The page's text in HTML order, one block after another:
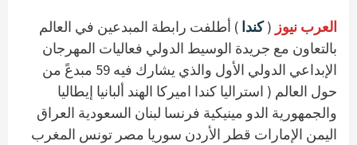
العرب نيوز (كندا ) أطلفت رابطة المبدعين في العالم
بالتعاون مع جريدة الوسيط الدولي فعاليات المهرجان
الإبداعي الدولي الأول والذي يشارك فيه 59 مبدعً من
حول العالم ( استراليا كندا اميركا الهند ألبانيا إيطاليا
والجمهورية الدو مينيكية فرنسا لبنان السعودية العراق
اليمن الإمارات قطر الأردن سوريا مصر تونس المغرب